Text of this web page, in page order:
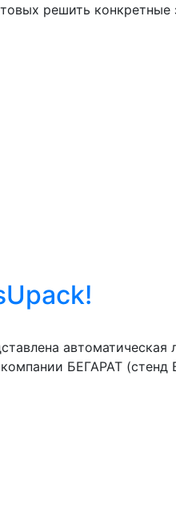
решить конкретные
БЕГАРАТ (стенд